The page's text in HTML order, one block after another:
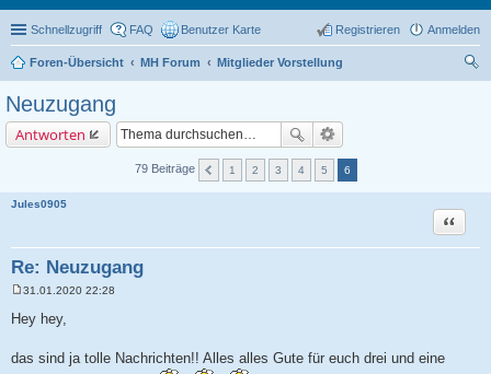
Schnellzugriff FAQ Benutzer Karte Anmelden
Registrieren
Foren-Übersicht MH Forum
Mitglieder Vorstellung
Neuzugang
Antworten
79 Beiträge 1 2 3 4 5 6
Jules0905
Re: Neuzugang
Zitat
i
a
31.01.2020 22:28
Hey hey,
das sind ja tolle Nachrichten!! Alles alles Gute für euch drei und eine